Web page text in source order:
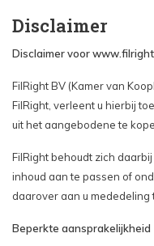
Disclaimer
Disclaimer voor
FilRight BV (Kamer van
FilRight, verleent u hierbij
uit het aangebodene te
FilRight behoudt zich
inhoud aan te passen of
daarover aan u mededeling
Beperkte aansprakelijkheid